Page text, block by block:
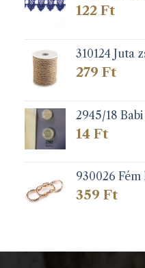
122 Ft
310124 Juta
279 Ft
2945/18
14 Ft
930026
359 Ft